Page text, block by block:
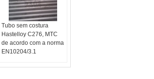
Tubo sem costura
Hastelloy C276, MTC
de acordo com a norma
EN10204/3.1